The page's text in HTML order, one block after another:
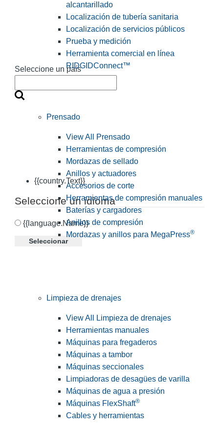
Seleccione un país
{{country.Text}}
Seleccione un idioma
{{language.Name}}
Seleccionar
alcantarillado
Localización de tubería sanitaria
Localización de servicios públicos
Prueba y medición
Herramienta comercial en línea
RIDGIDConnect™
Prensado
View All Prensado
Herramientas de compresión
Mordazas de sellado
Anillos y actuadores
Accesorios de corte
Herramientas de compresión manuales
Baterías y cargadores
Anillos de compresión
Mordazas y anillos para MegaPress®
Limpieza de drenajes
View All Limpieza de drenajes
Herramientas manuales
Máquinas para fregaderos
Máquinas a tambor
Máquinas seccionales
Limpiadoras de desagües de varilla
Máquinas de agua a presión
Máquinas FlexShaft®
Cables y herramientas